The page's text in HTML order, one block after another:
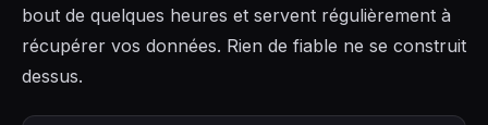
bout de quelques heures et servent régulièrement à
récupérer vos données. Rien de fiable ne se construit
dessus.